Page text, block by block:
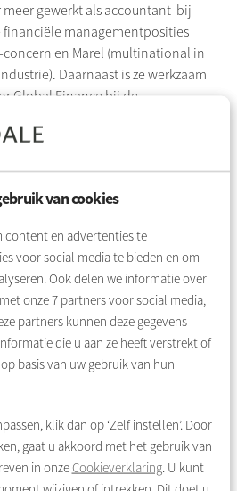
van cookies
content en advertenties te
voor social media te bieden en om
Ook delen we informatie over
onze7 partners voor social media,
partners kunnen deze gegevens
die u aan ze heeft verstrekt of
basis van uw gebruik van hun
klik dan op ‘Zelf instellen’. Door
gaat u akkoord met het gebruik van
in onze Cookieverklaring. U kunt
gewerkt als accountant bij
financiële managementposities
concern en Marel (multinational in
Daarnaast is ze werkzaam
Global Finance bij de
betrokken
Raad van Toezicht (
toen ze voor Stork in
haar motivatie zich in te zetten voor
de Raad van Toezicht (tevens
van twee
graag een maatschappelijke
de belangrijke pijlers van de
zo’n pijler en spreekt mij aan in de
zelf opgegroeid in Amsterdam en
problematiek. De uitdagingen